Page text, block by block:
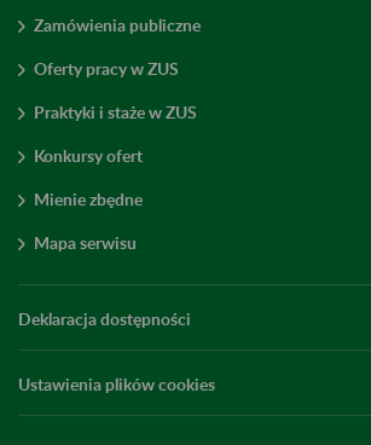
Zamówienia publiczne
Oferty pracy w ZUS
Praktyki i staże w ZUS
Konkursy ofert
Mienie zbędne
Mapa serwisu
Deklaracja dostępności
Ustawienia plików cookies